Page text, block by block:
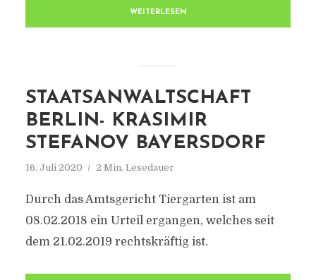
WEITERLESEN
STAATSANWALTSCHAFT
BERLIN- KRASIMIR
STEFANOV BAYERSDORF
16. Juli 2020 2 Min. Lesedauer
Durch das Amtsgericht Tiergarten ist am
08.02.2018 ein Urteil ergangen, welches seit
dem 21.02.2019 rechtskräftig ist.